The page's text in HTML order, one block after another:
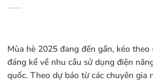
Mùa hè 2025 đang đến gần, kéo theo
đáng kể về nhu cầu sử dụng điện
quốc. Theo dự báo từ các chuyên gia